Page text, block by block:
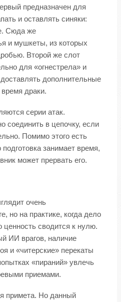
предназначен для
и оставлять синяки:
Сюда же
и мушкеты, из которых
Второй же слот
для «огнестрела» и
дополнительные
драки.
серии атак.
соединить в цепочку, если
Помимо этого есть
занимает время,
может прервать его.
очень
но на практике, когда дело
ценность сводится к нулю.
ИИ врагов, наличие
и «читерские» перекаты
«пираний» увлечь
приемами.
примета. Но данный